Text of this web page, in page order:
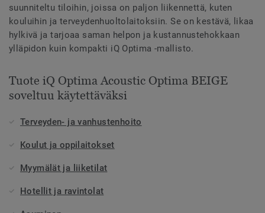
suunniteltu tiloihin, joissa on paljon liikennettä, kuten
kouluihin ja terveydenhuoltolaitoksiin. Se on kestävä, likaa
hylkivä ja tarjoaa saman helpon ja kustannustehokkaan
ylläpidon kuin kompakti iQ Optima -mallisto.
Tuote iQ Optima Acoustic Optima BEIGE
soveltuu käytettäväksi
Terveyden- ja vanhustenhoito
Koulut ja oppilaitokset
Myymälät ja liiketilat
Hotellit ja ravintolat